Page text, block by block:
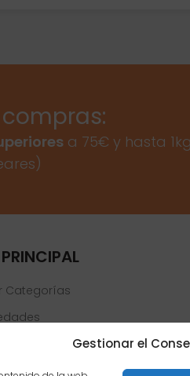
Gestionar el
a 75€ y hasta 1kg
Categorías
Oficiales